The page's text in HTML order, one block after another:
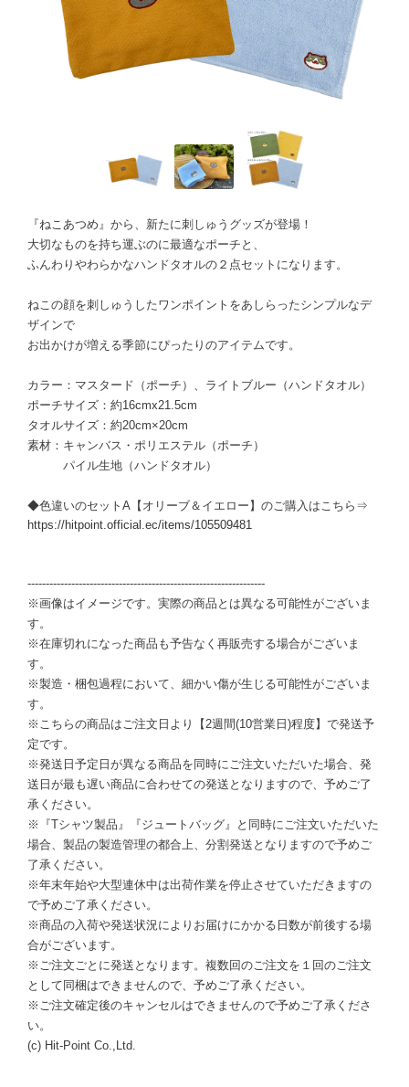
『ねこあつめ』から、新たに刺しゅうグッズが登場！
大切なものを持ち運ぶのに最適なポーチと、
ふんわりやわらかなハンドタオルの２点セットになります。
ねこの顔を刺しゅうしたワンポイントをあしらったシンプルなデ
ザインで
お出かけが増える季節にぴったりのアイテムです。
カラー：マスタード（ポーチ）、ライトブルー（ハンドタオル）
ポーチサイズ：約16cmx21.5cm
タオルサイズ：約20cm×20cm
素材：キャンバス・ポリエステル（ポーチ）
パイル生地（ハンドタオル）
◆色違いのセットA【オリーブ＆イエロー】のご購入はこちら⇒
https://hitpoint.official.ec/items/105509481
-----------------------------------------------------------------
※画像はイメージです。実際の商品とは異なる可能性がございま
す。
※在庫切れになった商品も予告なく再販売する場合がございま
す。
※製造・梱包過程において、細かい傷が生じる可能性がございま
す。
※こちらの商品はご注文日より【2週間(10営業日)程度】で発送予
定です。
※発送日予定日が異なる商品を同時にご注文いただいた場合、発
送日が最も遅い商品に合わせての発送となりますので、予めご了
承ください。
※『Tシャツ製品』『ジュートバッグ』と同時にご注文いただいた
場合、製品の製造管理の都合上、分割発送となりますので予めご
了承ください。
※年末年始や大型連休中は出荷作業を停止させていただきますの
で予めご了承ください。
※商品の入荷や発送状況によりお届けにかかる日数が前後する場
合がございます。
※ご注文ごとに発送となります。複数回のご注文を１回のご注文
として同梱はできませんので、予めご了承ください。
※ご注文確定後のキャンセルはできませんので予めご了承くださ
い。
(c) Hit-Point Co.,Ltd.